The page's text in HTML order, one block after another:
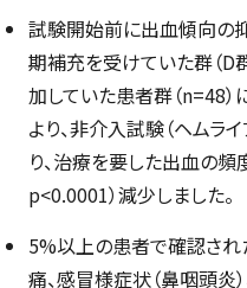
試験開始前に出血傾向の
期補充を受けていた群（D
加していた患者群（n=48）
より、非介入試験（ヘムラ
り、治療を要した出血の
p<0.0001）減少しました。
5%以上の患者で確認され
痛、感冒様症状（鼻咽頭炎